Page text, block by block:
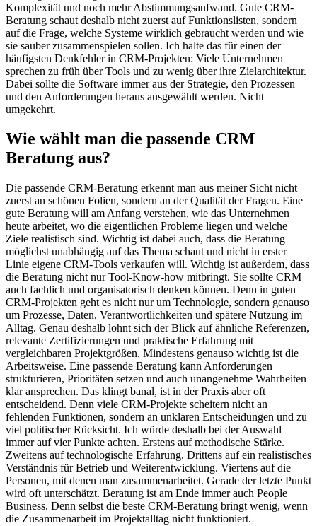
Komplexität und noch mehr Abstimmungsaufwand. Gute CRM-
Beratung schaut deshalb nicht zuerst auf Funktionslisten, sondern
auf die Frage, welche Systeme wirklich gebraucht werden und wie
sie sauber zusammenspielen sollen. Ich halte das für einen der
häufigsten Denkfehler in CRM-Projekten: Viele Unternehmen
sprechen zu früh über Tools und zu wenig über ihre Zielarchitektur.
Dabei sollte die Software immer aus der Strategie, den Prozessen
und den Anforderungen heraus ausgewählt werden. Nicht
umgekehrt.
Wie wählt man die passende CRM
Beratung aus?
Die passende CRM-Beratung erkennt man aus meiner Sicht nicht
zuerst an schönen Folien, sondern an der Qualität der Fragen. Eine
gute Beratung will am Anfang verstehen, wie das Unternehmen
heute arbeitet, wo die eigentlichen Probleme liegen und welche
Ziele realistisch sind. Wichtig ist dabei auch, dass die Beratung
möglichst unabhängig auf das Thema schaut und nicht in erster
Linie eigene CRM-Tools verkaufen will. Wichtig ist außerdem, dass
die Beratung nicht nur Tool-Know-how mitbringt. Sie sollte CRM
auch fachlich und organisatorisch denken können. Denn in guten
CRM-Projekten geht es nicht nur um Technologie, sondern genauso
um Prozesse, Daten, Verantwortlichkeiten und spätere Nutzung im
Alltag. Genau deshalb lohnt sich der Blick auf ähnliche Referenzen,
relevante Zertifizierungen und praktische Erfahrung mit
vergleichbaren Projektgrößen. Mindestens genauso wichtig ist die
Arbeitsweise. Eine passende Beratung kann Anforderungen
strukturieren, Prioritäten setzen und auch unangenehme Wahrheiten
klar ansprechen. Das klingt banal, ist in der Praxis aber oft
entscheidend. Denn viele CRM-Projekte scheitern nicht an
fehlenden Funktionen, sondern an unklaren Entscheidungen und zu
viel politischer Rücksicht. Ich würde deshalb bei der Auswahl
immer auf vier Punkte achten. Erstens auf methodische Stärke.
Zweitens auf technologische Erfahrung. Drittens auf ein realistisches
Verständnis für Betrieb und Weiterentwicklung. Viertens auf die
Personen, mit denen man zusammenarbeitet. Gerade der letzte Punkt
wird oft unterschätzt. Beratung ist am Ende immer auch People
Business. Denn selbst die beste CRM-Beratung bringt wenig, wenn
die Zusammenarbeit im Projektalltag nicht funktioniert.